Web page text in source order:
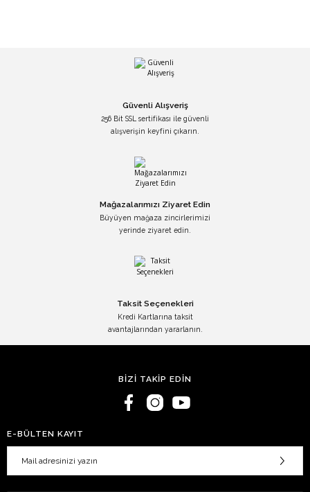
Güvenli Alışveriş
256 Bit SSL sertifikası ile güvenli
alışverişin keyfini çıkarın.
Mağazalarımızı Ziyaret Edin
Büyüyen mağaza zincirlerimizi
yerinde ziyaret edin.
Taksit Seçenekleri
Kredi Kartlarına taksit
avantajlarından yararlanın.
BİZİ TAKİP EDİN
E-BÜLTEN KAYIT